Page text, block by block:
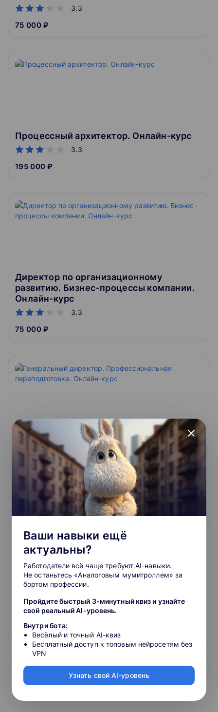
3.3
75 000 ₽
Процессный архитектор. Онлайн-курс
3.3
195 000 ₽
Директор по организационному
развитию. Бизнес-процессы компании.
Онлайн-курс
3.3
75 000 ₽
Генеральный директор.
Профессиональная переподготовка.
Онлайн-курс
3.3
270 000 ₽
Micro MBA. Управление. Онлайн-курс
50 000 ₽
close
Ваши навыки ещё
актуальны?
Работодатели всё чаще требуют AI-навыки.
Не останьтесь «Аналоговым мумитроллем» за
бортом профессии.
Пройдите быстрый 3-минутный квиз и узнайте
свой реальный AI-уровень.
Внутри бота:
Весёлый и точный AI-квиз
Бесплатный доступ к топовым нейросетям без
VPN
Узнать свой AI-уровень